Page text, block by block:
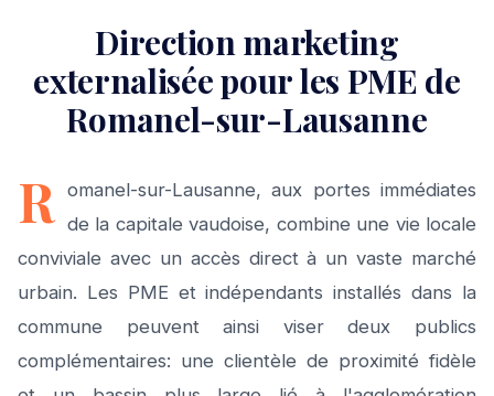
Direction marketing
externalisée pour les PME de
Romanel-sur-Lausanne
R omanel-sur-Lausanne, aux portes immédiates
de la capitale vaudoise, combine une vie locale
conviviale avec un accès direct à un vaste marché
urbain. Les PME et indépendants installés dans la
commune peuvent ainsi viser deux publics
complémentaires: une clientèle de proximité fidèle